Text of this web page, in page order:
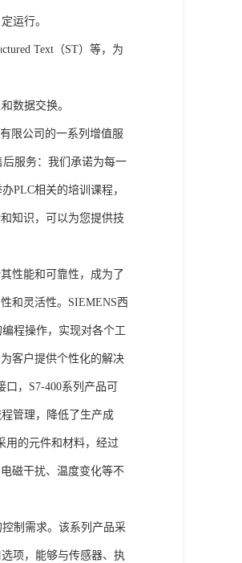
运行。
Text（ST）等，为
数据交换。
限公司的一系列增值服
服务：我们承诺为每一
PLC相关的培训课程，
知识，可以为您提供技
性能和可靠性，成为了
和灵活性。SIEMENS西
程操作，实现对各个工
客户提供个性化的解决
，S7-400系列产品可
管理，降低了生产成
用的元件和材料，经过
磁干扰、温度变化等不
制需求。该系列产品采
项，能够与传感器、执